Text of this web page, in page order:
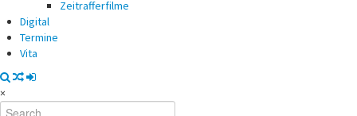
Zeitrafferfilme
Digital
Termine
Vita
×
Search